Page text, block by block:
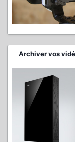
Archiver vos